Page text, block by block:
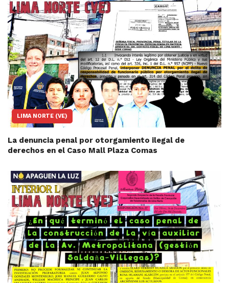
LIMA NORTE (VE)
La denuncia penal por otorgamiento ilegal de
derechos en el Caso Mall Plaza Comas